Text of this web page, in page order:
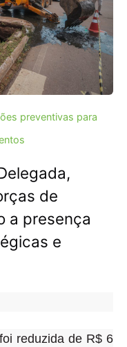
preventivas para
de
a presença
e
reduzida de R$ 6